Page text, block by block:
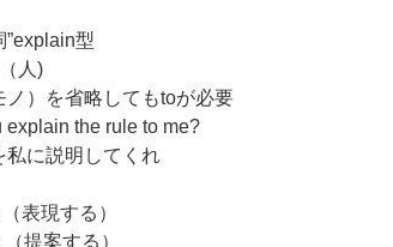
型
人)
ノ）を省略してもtoが必要
explain the rule to me?
私に説明してくれ
表現する）
（提案する）